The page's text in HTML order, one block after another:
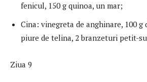
fenicul, 150 g quinoa, un mar;
Cina: vinegreta de anghinare, 100 g
piure de telina, 2 branzeturi petit-
Ziua 9